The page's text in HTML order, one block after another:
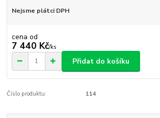
Nejsme plátci DPH
cena od
7 440 Kč/ks
Přidat do košíku
Číslo produktu: 114